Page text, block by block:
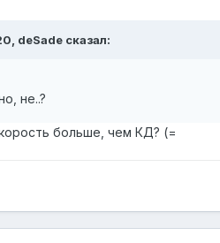
deSade сказал:
не..?
больше, чем КД? (=